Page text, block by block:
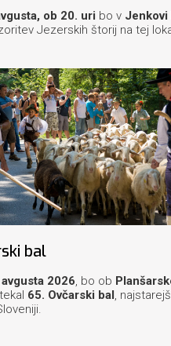
ob 20. uri bo v Jenkovi
Jezerskih štorij na tej
bal
avgusta 2026, bo ob
65. Ovčarski bal,